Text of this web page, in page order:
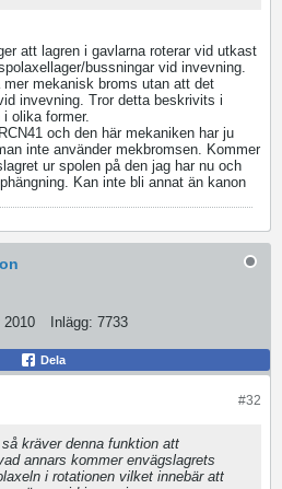
att lagren i gavlarna roterar vid utkast
bussningar vid invevning.
mekanisk broms utan att det
invevning. Tror detta beskrivits i
olika former.
och den här mekaniken har ju
inte använder mekbromsen. Kommer
ur spolen på den jag har nu och
Kan inte bli annat än kanon
2010 Inlägg: 7733
Dela
#32
kräver denna funktion att
annars kommer envägslagrets
i rotationen vilket innebär att